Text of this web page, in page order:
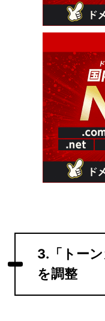
3.「トー
を調整